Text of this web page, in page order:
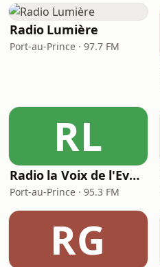
Radio Lumière
Port-au-Prince · 97.7 FM
RL
Radio la Voix de l'Evangile
Port-au-Prince · 95.3 FM
RG